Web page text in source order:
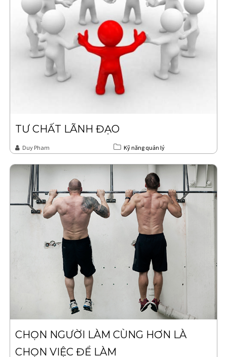
TƯ CHẤT LÃNH ĐẠO
Duy Pham Kỹ năng quản lý
CHỌN NGƯỜI LÀM CÙNG HƠN LÀ
CHỌN VIỆC ĐỂ LÀM